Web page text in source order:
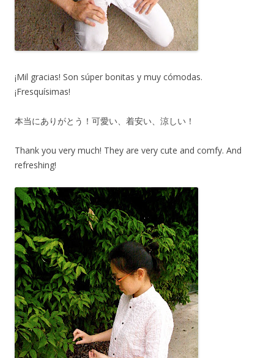
¡Mil gracias! Son súper bonitas y muy cómodas.
¡Fresquísimas!
本当にありがとう！可愛い、着安い、涼しい！
Thank you very much! They are very cute and comfy. And
refreshing!